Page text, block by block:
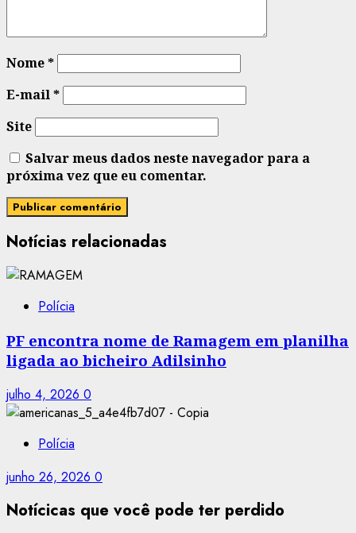
Nome*
E-mail*
Site
Salvar meus dados neste navegador para a
próxima vez que eu comentar.
Notícias relacionadas
Polícia
PF encontra nome de Ramagem em planilha
ligada ao bicheiro Adilsinho
julho 4, 2026 0
Polícia
junho 26, 2026 0
Notícicas que você pode ter perdido